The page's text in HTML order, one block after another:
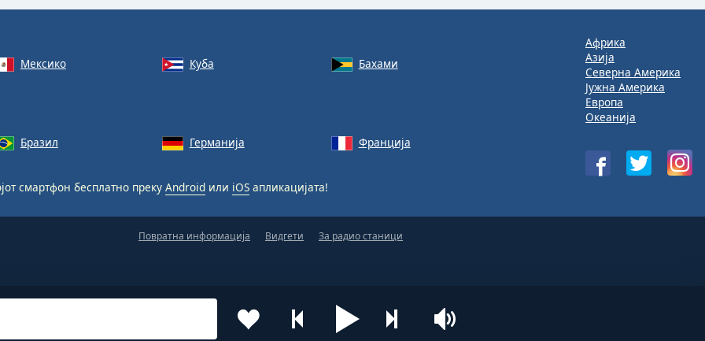
Мексико Куба
Бахами
Бразил Германија Франција
смартфон бесплатно преку Android или iOS апликацијата!
Африка
Азија
Северна Америка
Јужна Америка
Европа
Океанија
Повратна информација Видгети За радио станици